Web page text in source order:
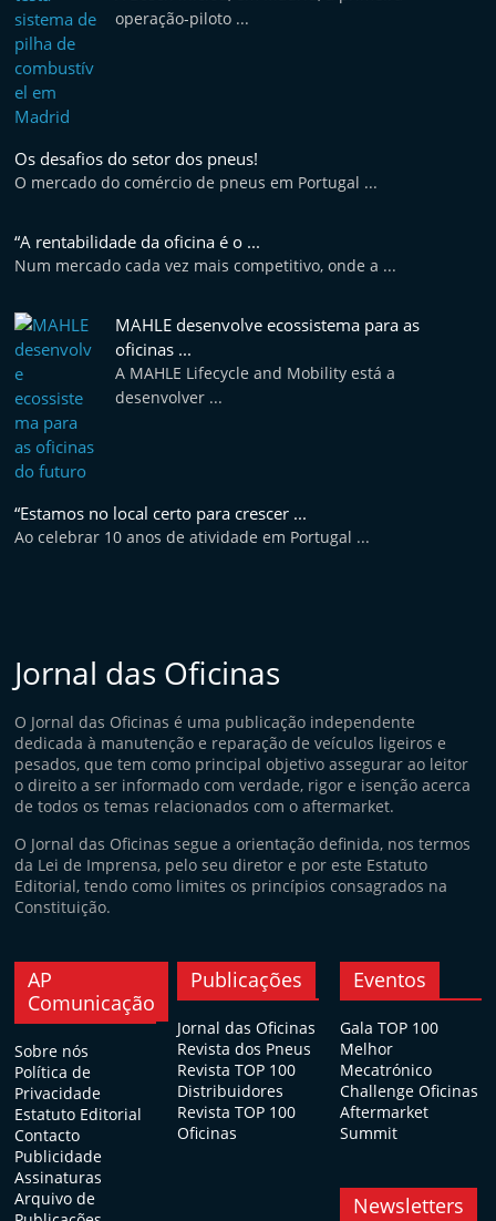
t
m
v
e
e
m
P
u
g
operação-piloto ...
Os desafios do setor dos pneus!
O mercado do comércio de pneus em Portugal ...
“A rentabilidade da oficina é o ...
Num mercado cada vez mais competitivo, onde a ...
MAHLE desenvolve ecossistema para as
oficinas ...
A MAHLE Lifecycle and Mobility está a
desenvolver ...
“Estamos no local certo para crescer ...
Ao celebrar 10 anos de atividade em Portugal ...
Jornal das Oficinas
O Jornal das Oficinas é uma publicação independente
dedicada à manutenção e reparação de veículos ligeiros e
pesados, que tem como principal objetivo assegurar ao leitor
o direito a ser informado com verdade, rigor e isenção acerca
de todos os temas relacionados com o aftermarket.
O Jornal das Oficinas segue a orientação definida, nos termos
da Lei de Imprensa, pelo seu diretor e por este Estatuto
Editorial, tendo como limites os princípios consagrados na
Constituição.
AP
Comunicação
Sobre nós
Política de
Privacidade
Estatuto Editorial
Contacto
Publicidade
Assinaturas
Arquivo de
Publicações
Jornal das Oficinas
Revista dos Pneus
Revista TOP 100
Distribuidores
Revista TOP 100
Oficinas
Eventos
Gala TOP 100
Melhor
Mecatrónico
Challenge Oficinas
Aftermarket
Summit
Newsletters